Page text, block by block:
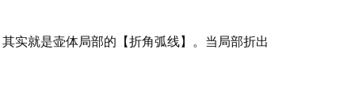
实就是壶体局部的【折角弧线】。当局部折出